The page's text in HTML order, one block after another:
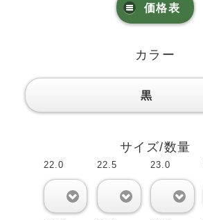
価格表
カラー
黒
サイズ/数量
22.0 22.5 23.0